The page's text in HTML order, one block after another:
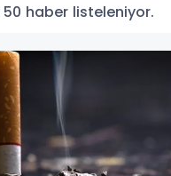
50 haber listeleniyor.